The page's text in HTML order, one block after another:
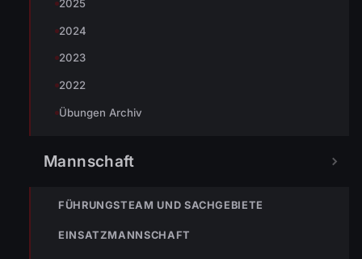
2025
2024
2023
2022
Übungen Archiv
Mannschaft
FÜHRUNGSTEAM UND SACHGEBIETE
EINSATZMANNSCHAFT
Feuerwehr Bregenz-Vorkloster wurde das zerstörte
Fahrzeug vom LKW weg gehoben und auf dem anliegenden